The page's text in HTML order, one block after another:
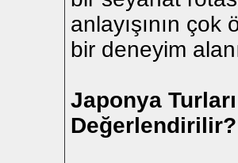
anlayışının
bir deneyim
Japonya
Değerlendirilir?